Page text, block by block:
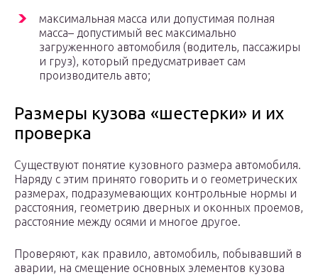
максимальная масса или допустимая полная
масса– допустимый вес максимально
загруженного автомобиля (водитель, пассажиры
и груз), который предусматривает сам
производитель авто;
Размеры кузова «шестерки» и их
проверка
Существуют понятие кузовного размера автомобиля.
Наряду с этим принято говорить и о геометрических
размерах, подразумевающих контрольные нормы и
расстояния, геометрию дверных и оконных проемов,
расстояние между осями и многое другое.
Проверяют, как правило, автомобиль, побывавший в
аварии, на смещение основных элементов кузова